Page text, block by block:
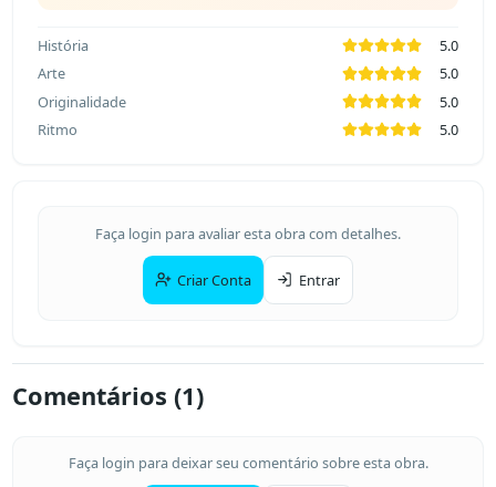
História
5.0
Arte
5.0
Originalidade
5.0
Ritmo
5.0
Faça login para avaliar esta obra com detalhes.
Criar Conta Entrar
Comentários (1)
Faça login para deixar seu comentário sobre esta obra.